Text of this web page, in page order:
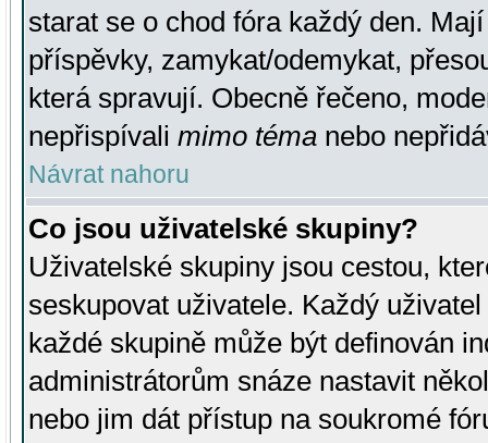
starat se o chod fóra každý den.
příspěvky, zamykat/odemykat,
která spravují. Obecně řečeno,
nepřispívali mimo téma nebo
Návrat nahoru
Co jsou uživatelské skupiny?
Uživatelské skupiny jsou cestou,
seskupovat uživatele. Každý
každé skupině může být definován
administrátorům snáze nastavit
nebo jim dát přístup na soukromé